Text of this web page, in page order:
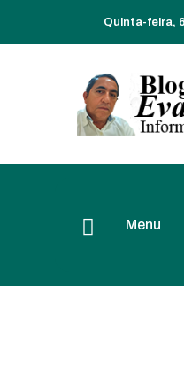
Quinta-feira,
Menu